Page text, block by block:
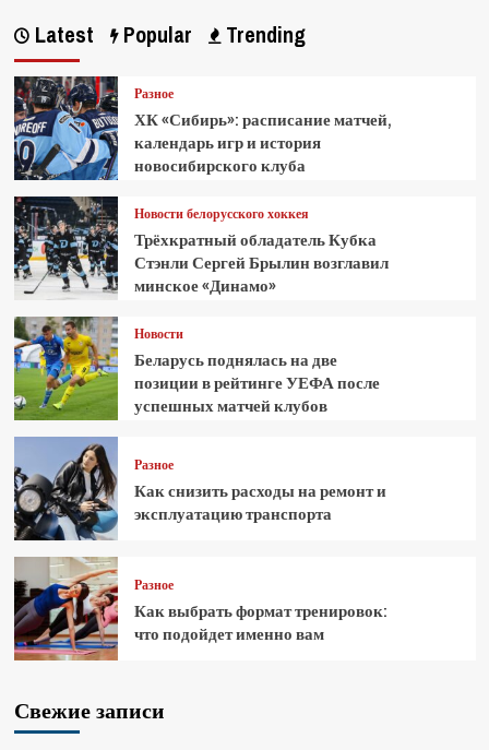
Latest Popular Trending
Разное
ХК «Сибирь»: расписание матчей,
календарь игр и история
новосибирского клуба
Новости белорусского хоккея
Трёхкратный обладатель Кубка
Стэнли Сергей Брылин возглавил
минское «Динамо»
Новости
Беларусь поднялась на две
позиции в рейтинге УЕФА после
успешных матчей клубов
Разное
Как снизить расходы на ремонт и
эксплуатацию транспорта
Разное
Как выбрать формат тренировок:
что подойдет именно вам
Свежие записи